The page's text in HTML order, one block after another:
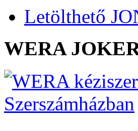
Letölthető
WERA